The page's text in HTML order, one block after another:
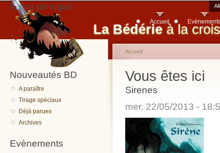
La Bédérie à la
Menu principal
Accueil
Nouveautés BD
A paraître
Tirage spéciaux
Déjà parues
Archives
Evènements
Vous êtes ici
Accueil
Sirenes
mer, 22/05/2013 -